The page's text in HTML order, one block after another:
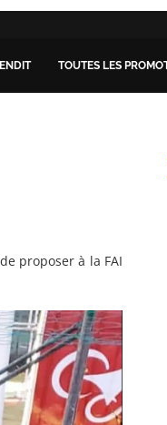
TOUTES LES
proposer à la FAI